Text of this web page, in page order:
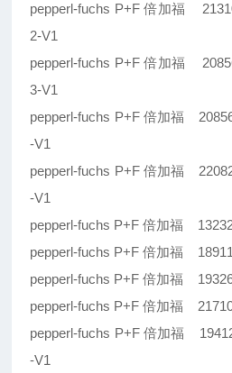
pepperl-fuchs P+F 倍加福
2-V1
pepperl-fuchs P+F 倍加福
3-V1
pepperl-fuchs P+F 倍加福
-V1
pepperl-fuchs P+F 倍加福
-V1
pepperl-fuchs P+F 倍加福
pepperl-fuchs P+F 倍加福
pepperl-fuchs P+F 倍加福
pepperl-fuchs P+F 倍加福
pepperl-fuchs P+F 倍加福
-V1